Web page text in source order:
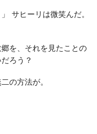
サヒーリは微笑んだ。
を、それを見たことの
ろう？
の方法が。